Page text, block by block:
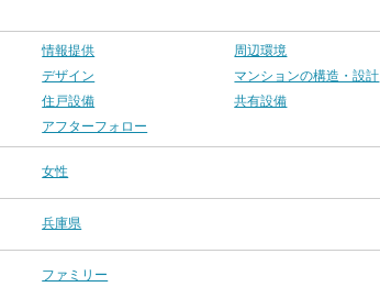
情報提供
周辺環境
デザイン
マンションの構造・設計
住戸設備
共有設備
アフターフォロー
女性
兵庫県
ファミリー